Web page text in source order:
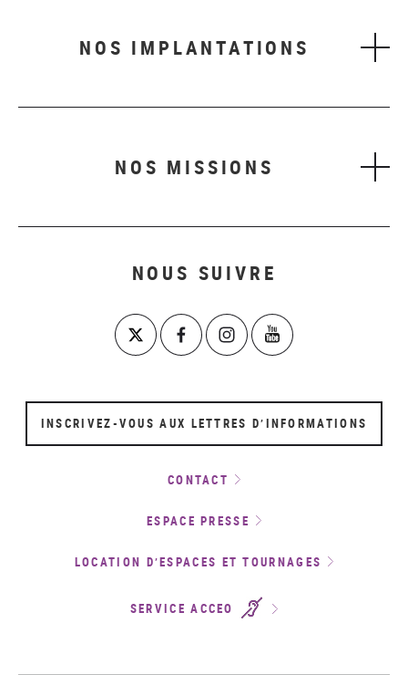
NOS IMPLANTATIONS
NOS MISSIONS
NOUS SUIVRE
INSCRIVEZ-VOUS AUX LETTRES D’INFORMATIONS
CONTACT
ESPACE PRESSE
LOCATION D’ESPACES ET TOURNAGES
SERVICE ACCEO